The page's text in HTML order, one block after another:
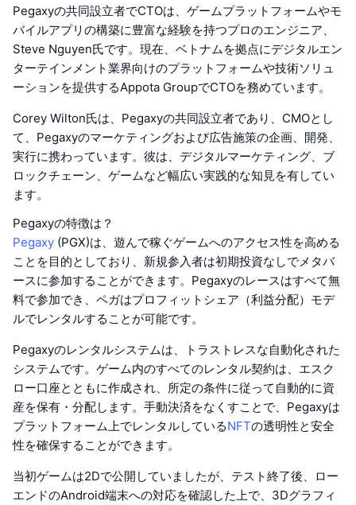
Pegaxyの共同設立者でCTOは、ゲームプラットフォームやモ
バイルアプリの構築に豊富な経験を持つプロのエンジニア、
Steve Nguyen氏です。現在、ベトナムを拠点にデジタルエン
ターテインメント業界向けのプラットフォームや技術ソリュ
ーションを提供するAppota GroupでCTOを務めています。
Corey Wilton氏は、Pegaxyの共同設立者であり、CMOとし
て、Pegaxyのマーケティングおよび広告施策の企画、開発、
実行に携わっています。彼は、デジタルマーケティング、ブ
ロックチェーン、ゲームなど幅広い実践的な知見を有してい
ます。
Pegaxyの特徴は？
Pegaxy (PGX)は、遊んで稼ぐゲームへのアクセス性を高める
ことを目的としており、新規参入者は初期投資なしでメタバ
ースに参加することができます。Pegaxyのレースはすべて無
料で参加でき、ペガはプロフィットシェア（利益分配）モデ
ルでレンタルすることが可能です。
Pegaxyのレンタルシステムは、トラストレスな自動化された
システムです。ゲーム内のすべてのレンタル契約は、エスク
ロー口座とともに作成され、所定の条件に従って自動的に資
産を保有・分配します。手動決済をなくすことで、Pegaxyは
プラットフォーム上でレンタルしているNFTの透明性と安全
性を確保することができます。
当初ゲームは2Dで公開していましたが、テスト終了後、ロー
エンドのAndroid端末への対応を確認した上で、3Dグラフィ